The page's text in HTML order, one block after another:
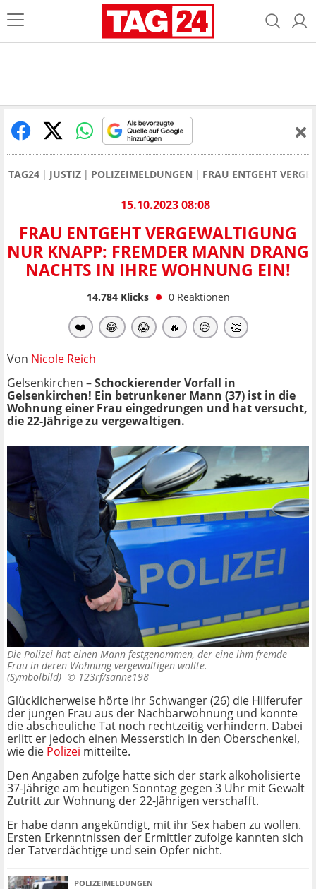
TAG24 JUSTIZ POLIZEIMELDUNGEN FRAU ENTGEHT
15.10.2023 08:08
FRAU ENTGEHT VERGEWALTIGUNG
NUR KNAPP: FREMDER MANN DRANG
NACHTS IN IHRE WOHNUNG EIN!
14.784Klicks 0 Reaktionen
❤️ 😂 😱 🔥 😥 👏
Von Nicole Reich
Gelsenkirchen –Schockierender Vorfall in
Gelsenkirchen! Ein betrunkener Mann (37) ist in die
Wohnung einer Frau eingedrungen und hat versucht,
die 22-Jährige zu vergewaltigen.
Die Polizei hat einen Mann festgenommen, der eine ihm fremde
Frau in deren Wohnung vergewaltigen wollte.
(Symbolbild) © 123rf/sanne198
Glücklicherweise hörte ihr Schwanger (26) die Hilferufer
der jungen Frau aus der Nachbarwohnung und konnte
die abscheuliche Tat noch rechtzeitig verhindern. Dabei
erlitt er jedoch einen Messerstich in den Oberschenkel,
wie die Polizei mitteilte.
Den Angaben zufolge hatte sich der stark alkoholisierte
37-Jährige am heutigen Sonntag gegen 3 Uhr mit Gewalt
Zutritt zur Wohnung der 22-Jährigen verschafft.
Er habe dann angekündigt, mit ihr Sex haben zu wollen.
Ersten Erkenntnissen der Ermittler zufolge kannten sich
der Tatverdächtige und sein Opfer nicht.
POLIZEIMELDUNGEN